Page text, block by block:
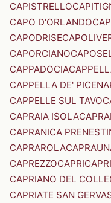
CAPISTRELLO
CAPO D'ORLANDO
CAPODRISE
CAPORCIANO
CAPPADOCIA
CAPPELLA DE'
CAPPELLE SUL TAVO
CAPRAIA ISOLA
CAPRANICA
CAPRAROLA
CAPREZZOCAPRI
CAPRIANO DEL COLLE
CAPRIATE SAN